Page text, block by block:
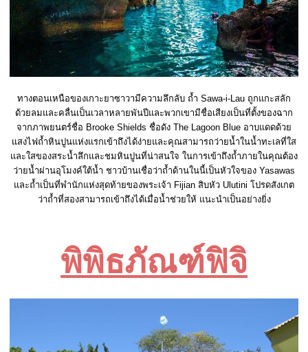
ทางตอนเหนือของเกาะยาซาวามีความลึกลับ ถ้ำ Sawa-i-Lau ถูกแกะสลัก
ด้วยลมและคลื่นเป็นเวลาหลายพันปีและพวกเขามีชื่อเสียงเป็นที่ตั้งของฉาก
จากภาพยนตร์ชื่อ Brooke Shields ชื่อดัง The Lagoon Blue อาบแดดด้วย
แสงไฟถ้ำหินปูนแห่งแรกเข้าถึงได้ง่ายและคุณสามารถว่ายน้ำในน้ำทะเลที่ใส
และใสของสระน้ำลึกและชมหินปูนที่น่าสนใจ ในการเข้าถึงถ้ำภายในคุณต้อง
ว่ายน้ำผ่านอุโมงค์ใต้น้ำ ชาวบ้านเชื่อว่าถ้ำด้านในนี้เป็นหัวใจของ Yasawas
และถ้ำเป็นที่พำนักแห่งสุดท้ายของพระเจ้า Fijian สิบหัว Ulutini โปรดสังเกต
ว่าถ้ำที่สองสามารถเข้าถึงได้เมื่อน้ำช่วยให้ แนะนำเป็นอย่างยิ่ง
พิพิธภัณฑ์ฟิจิ